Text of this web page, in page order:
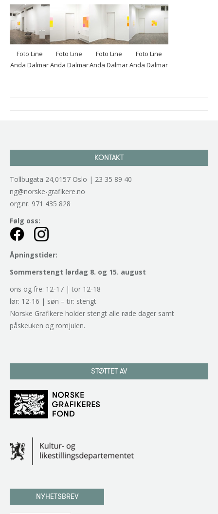
Foto Line
Anda Dalmar
Foto Line
Anda Dalmar
Foto Line
Anda Dalmar
Foto Line
Anda Dalmar
KONTAKT
Tollbugata 24,0157 Oslo | 23 35 89 40
ng@norske-grafikere.no
org.nr. 971 435 828
Følg oss:
Åpningstider:
Sommerstengt lørdag 8. og 15. august
ons og fre: 12-17 | tor 12-18
lør: 12-16 | søn – tir: stengt
Norske Grafikere holder stengt alle røde dager samt
påskeuken og romjulen.
STØTTET AV
NYHETSBREV